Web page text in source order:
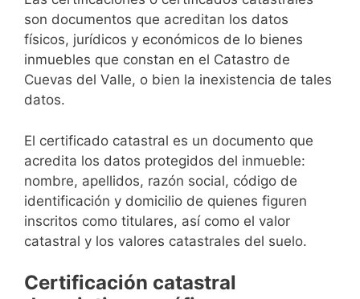
son documentos que acreditan los datos
físicos, jurídicos y económicos de lo bienes
inmuebles que constan en el Catastro de
Cuevas del Valle, o bien la inexistencia de tales
datos.
El certificado catastral es un documento que
acredita los datos protegidos del inmueble:
nombre, apellidos, razón social, código de
identificación y domicilio de quienes figuren
inscritos como titulares, así como el valor
catastral y los valores catastrales del suelo.
Certificación catastral